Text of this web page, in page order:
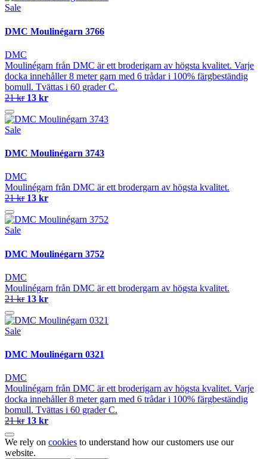
Sale
DMC Moulinégarn 3766
DMC
Moulinégarn från DMC är ett broderigarn av högsta kvalitet. Varje
docka innehåller 8 meter garn med 6 trådar i 100% färgbeständig
bomull. Tvättas i 60 grader C.
21 kr 13 kr
Sale
DMC Moulinégarn 3743
DMC
Moulinégarn från DMC är ett brodergarn av högsta kvalitet.
21 kr 13 kr
Sale
DMC Moulinégarn 3752
DMC
Moulinégarn från DMC är ett brodergarn av högsta kvalitet.
21 kr 13 kr
Sale
DMC Moulinégarn 0321
DMC
Moulinégarn från DMC är ett broderigarn av högsta kvalitet. Varje
docka innehåller 8 meter garn med 6 trådar i 100% färgbeständig
bomull. Tvättas i 60 grader C.
21 kr 13 kr
We rely on cookies to understand how our customers use our
website.